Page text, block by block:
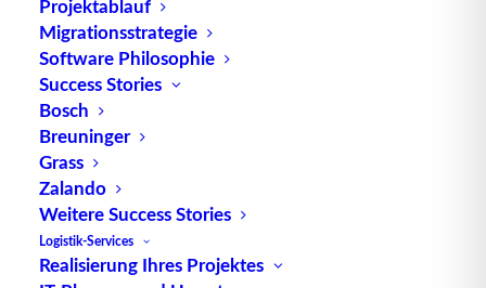
Projektablauf
Migrationsstrategie
Software Philosophie
Success Stories
Bosch
Breuninger
Grass
Zalando
Weitere Success Stories
Logistik-Services
Realisierung Ihres Projektes
System zur automatischen Identifikation und
Lokalisierung von Fahrzeugen in verschiedenen
Anwendungen, darunter Eisenbahnen, Logistik,
Schifffahrt und öffentlicher Verkehr. AEI-Systeme
nutzen eine Vielzahl von
Identifikationstechnologien, um Fahrzeuge zu
erfassen, zu verfolgen und zu überwachen, was zu
einer verbesserten Effizienz, Sicherheit und
Kontrolle führt.